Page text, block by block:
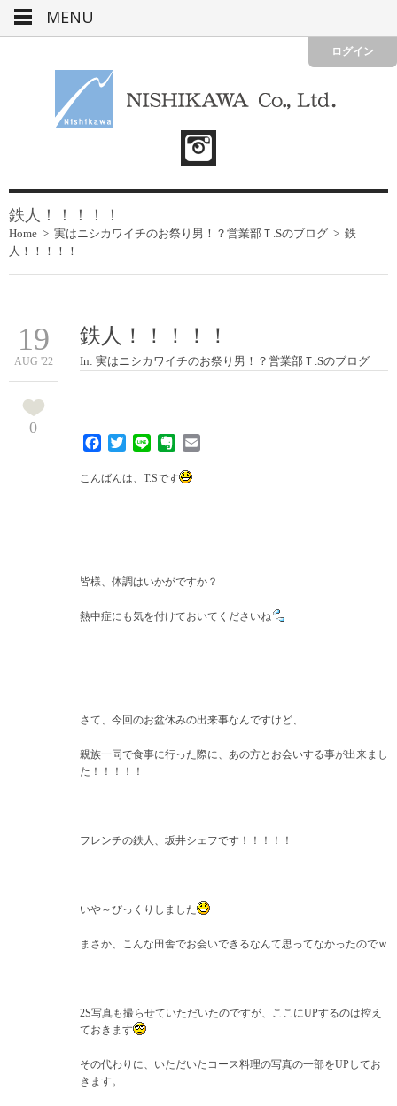
ログイン
鉄人！！！！！
Home > 実はニシカワイチのお祭り男！？営業部Ｔ.Sのブログ > 鉄
人！！！！！
19
AUG '22
0
鉄人！！！！！
In: 実はニシカワイチのお祭り男！？営業部Ｔ.Sのブログ
FacebookTwitterLine Evernote
こんばんは、T.Sです
皆様、体調はいかがですか？
熱中症にも気を付けておいてくださいね
さて、今回のお盆休みの出来事なんですけど、
親族一同で食事に行った際に、あの方とお会いする事が出来まし
た！！！！！
フレンチの鉄人、坂井シェフです！！！！！
いや～びっくりしました
まさか、こんな田舎でお会いできるなんて思ってなかったのでｗ
2S写真も撮らせていただいたのですが、ここにUPするのは控え
ておきます
その代わりに、いただいたコース料理の写真の一部をUPしてお
きます。
MENU